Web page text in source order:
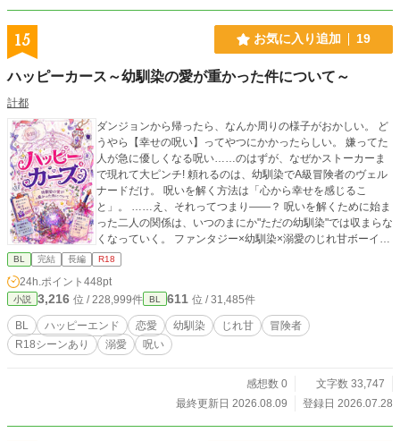
15 お気に入り追加 19
ハッピーカース～幼馴染の愛が重かった件について～
計都
ダンジョンから帰ったら、なんか周りの様子がおかしい。 ど
うやら【幸せの呪い】ってやつにかかったらしい。 嫌ってた
人が急に優しくなる呪い……のはずが、なぜかストーカーま
で現れて大ピンチ! 頼れるのは、幼馴染でA級冒険者のヴェル
ナードだけ。 呪いを解く方法は「心から幸せを感じるこ
と」。 ……え、それってつまり——？ 呪いを解くために始ま
った二人の関係は、いつのまにか"ただの幼馴染"では収まらな
くなっていく。 ファンタジー×幼馴染×溺愛のじれ甘ボーイズ
ラブ。 コメディ多めでスタートしつつ、中盤はシリアス展開
BL 完結 長編 R18
24h.ポイント 448pt
小説 3,216 位 / 228,999件 BL 611 位 / 31,485件
BL ハッピーエンド 恋愛 幼馴染 じれ甘
冒険者
R18シーンあり
溺愛 呪い
感想数 0
文字数 33,747
最終更新日 2026.08.09
登録日 2026.07.28